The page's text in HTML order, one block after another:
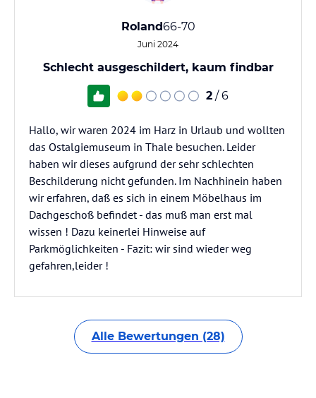
Roland66-70
Juni 2024
Schlecht ausgeschildert, kaum findbar
2 / 6
Hallo, wir waren 2024 im Harz in Urlaub und wollten
das Ostalgiemuseum in Thale besuchen. Leider
haben wir dieses aufgrund der sehr schlechten
Beschilderung nicht gefunden. Im Nachhinein haben
wir erfahren, daß es sich in einem Möbelhaus im
Dachgeschoß befindet - das muß man erst mal
wissen ! Dazu keinerlei Hinweise auf
Parkmöglichkeiten - Fazit: wir sind wieder weg
gefahren,leider !
Alle Bewertungen (28)